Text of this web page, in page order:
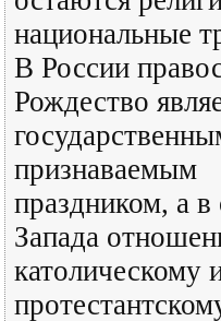
национальные
В России
Рождество
признаваемым
праздником, а в
Запада
католическому